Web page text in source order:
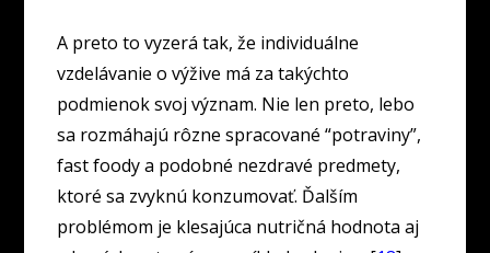
A preto to vyzerá tak, že individuálne
vzdelávanie o výžive má za takýchto
podmienok svoj význam. Nie len preto, lebo
sa rozmáhajú rôzne spracované “potraviny”,
fast foody a podobné nezdravé predmety,
ktoré sa zvyknú konzumovať. Ďalším
problémom je klesajúca nutričná hodnota aj